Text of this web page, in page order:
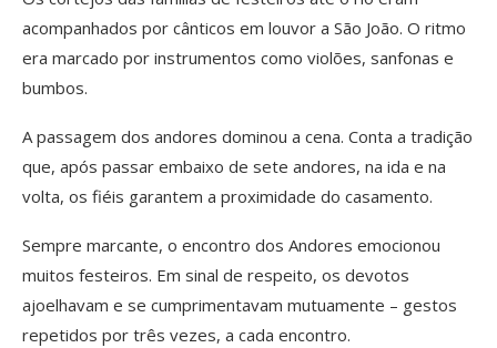
acompanhados por cânticos em louvor a São João. O ritmo
era marcado por instrumentos como violões, sanfonas e
bumbos.
A passagem dos andores dominou a cena. Conta a tradição
que, após passar embaixo de sete andores, na ida e na
volta, os fiéis garantem a proximidade do casamento.
Sempre marcante, o encontro dos Andores emocionou
muitos festeiros. Em sinal de respeito, os devotos
ajoelhavam e se cumprimentavam mutuamente – gestos
repetidos por três vezes, a cada encontro.